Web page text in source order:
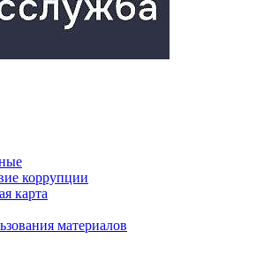
коррупции
карта
материалов